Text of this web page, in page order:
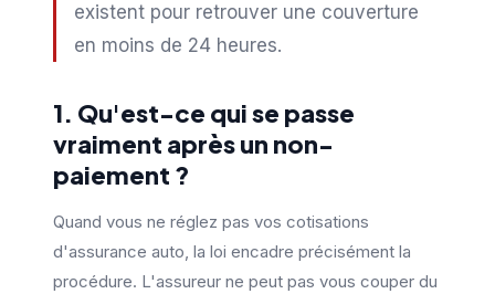
existent pour retrouver une couverture
en moins de 24 heures.
1. Qu'est-ce qui se passe
vraiment après un non-
paiement ?
Quand vous ne réglez pas vos cotisations
d'assurance auto, la loi encadre précisément la
procédure. L'assureur ne peut pas vous couper du